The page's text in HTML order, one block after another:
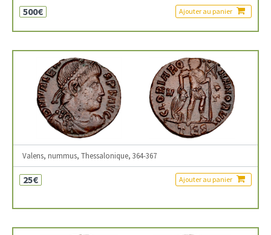
500€ Ajouter au panier
Valens, nummus, Thessalonique, 364-367
25€ Ajouter au panier